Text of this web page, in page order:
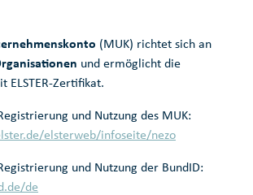
(MUK) richtet sich an
und ermöglicht die
ELSTER-Zertifikat.
und Nutzung des MUK:
elsterweb/infoseite/nezo
und Nutzung der BundID:
de